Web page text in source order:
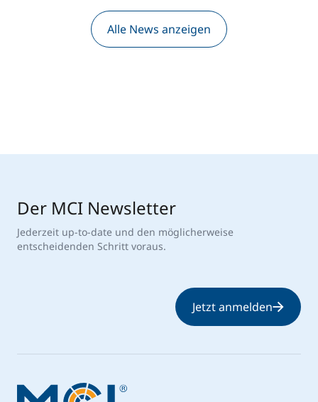
Alle News anzeigen
Der MCI Newsletter
Jederzeit up-to-date und den möglicherweise
entscheidenden Schritt voraus.
Jetzt anmelden